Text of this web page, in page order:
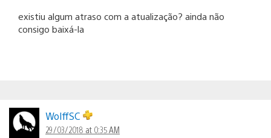
existiu algum atraso com a atualização? ainda não
consigo baixá-la
WolffSC
29/03/2018 at 0:35 AM